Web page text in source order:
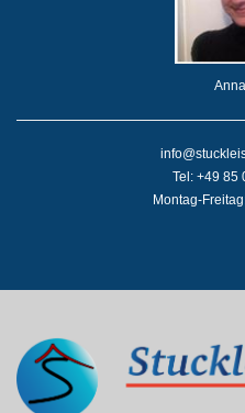
Tel: +49 85
Montag-